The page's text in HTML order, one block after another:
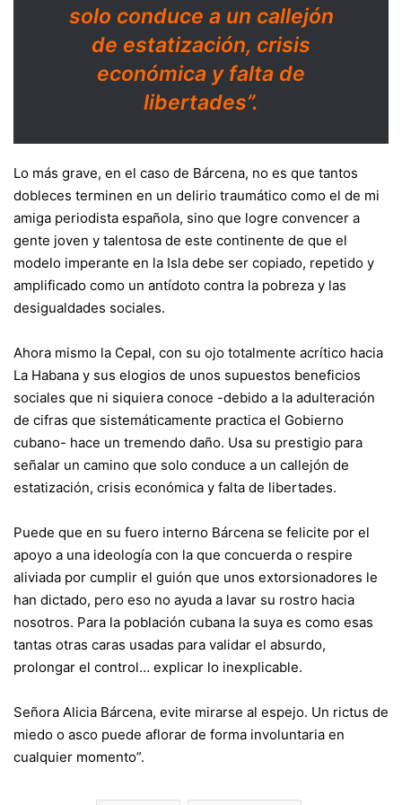
solo conduce a un callejón
de estatización, crisis
económica y falta de
libertades”.
Lo más grave, en el caso de Bárcena, no es que tantos
dobleces terminen en un delirio traumático como el de mi
amiga periodista española, sino que logre convencer a
gente joven y talentosa de este continente de que el
modelo imperante en la Isla debe ser copiado, repetido y
amplificado como un antídoto contra la pobreza y las
desigualdades sociales.
Ahora mismo la Cepal, con su ojo totalmente acrítico hacia
La Habana y sus elogios de unos supuestos beneficios
sociales que ni siquiera conoce -debido a la adulteración
de cifras que sistemáticamente practica el Gobierno
cubano- hace un tremendo daño. Usa su prestigio para
señalar un camino que solo conduce a un callejón de
estatización, crisis económica y falta de libertades.
Puede que en su fuero interno Bárcena se felicite por el
apoyo a una ideología con la que concuerda o respire
aliviada por cumplir el guión que unos extorsionadores le
han dictado, pero eso no ayuda a lavar su rostro hacia
nosotros. Para la población cubana la suya es como esas
tantas otras caras usadas para validar el absurdo,
prolongar el control… explicar lo inexplicable.
Señora Alicia Bárcena, evite mirarse al espejo. Un rictus de
miedo o asco puede aflorar de forma involuntaria en
cualquier momento”.